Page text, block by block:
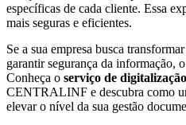
específicas de cada cliente. Essa
mais seguras e eficientes.
Se a sua empresa busca
garantir segurança da informação,
Conheça o serviço de
CENTRALINF e descubra como
elevar o nível da sua gestão